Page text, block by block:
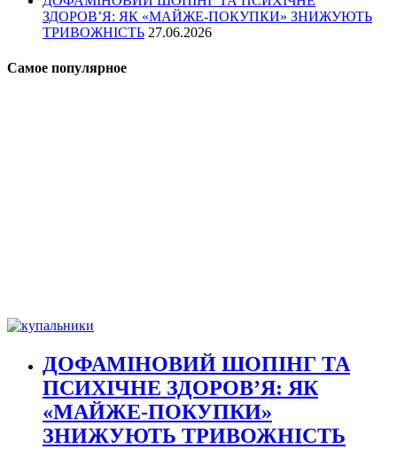
ЗДОРОВ’Я: ЯК «МАЙЖЕ-ПОКУПКИ» ЗНИЖУЮТЬ
ТРИВОЖНІСТЬ 27.06.2026
Самое популярное
ДОФАМІНОВИЙ ШОПІНГ ТА
ПСИХІЧНЕ ЗДОРОВ’Я: ЯК
«МАЙЖЕ-ПОКУПКИ»
ЗНИЖУЮТЬ ТРИВОЖНІСТЬ